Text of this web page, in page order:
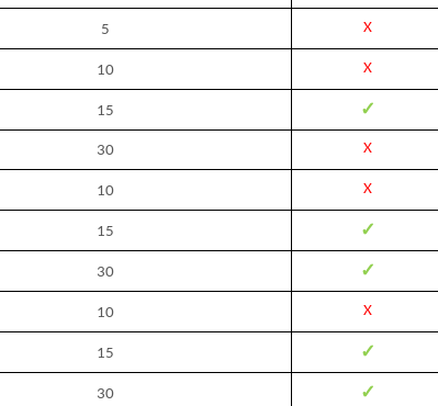
5 X
10 X
15 ✓
30 X
10 X
15 ✓
30 ✓
10 X
15 ✓
30 ✓